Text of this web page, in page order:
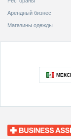
Арендный бизнес
Магазины одежды
Business Asset